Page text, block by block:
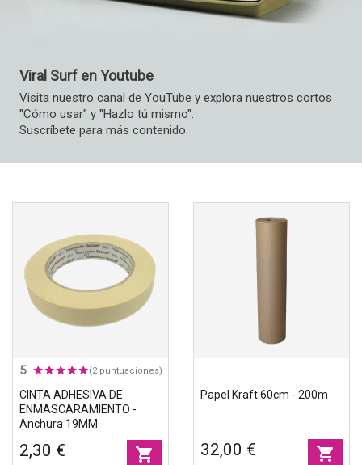
Viral Surf en Youtube
Visita nuestro canal de YouTube y explora nuestros cortos
"Cómo usar" y "Hazlo tú mismo".
Suscríbete para más contenido.
5 (2 puntuaciones)
CINTA ADHESIVA DE
ENMASCARAMIENTO -
Anchura 19MM
2,30 € shopping_cart
Papel Kraft 60cm - 200m
32,00 € shopping_cart